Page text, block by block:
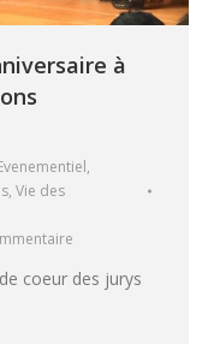
à
,
, Vie des
coeur des jurys